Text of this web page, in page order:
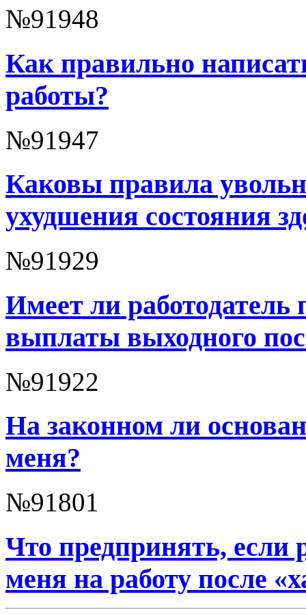
№91948
Как правильно
работы?
№91947
Каковы правила
ухудшения состояния
№91929
Имеет ли работодатель
выплаты выходного
№91922
На законном ли
меня?
№91801
Что предпринять, если
меня на работу после